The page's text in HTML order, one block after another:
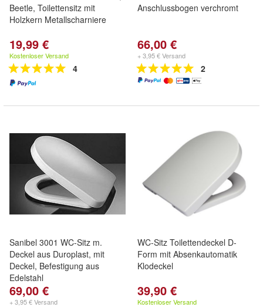
Beetle, Toilettensitz mit
Holzkern Metallscharniere
19,99 €
Kostenloser Versand
4
Anschlussbogen verchromt
66,00 €
+ 3,95 € Versand
2
Sanibel 3001 WC-Sitz m.
Deckel aus Duroplast, mit
Deckel, Befestigung aus
Edelstahl
69,00 €
+ 3,95 € Versand
WC-Sitz Toilettendeckel D-
Form mit Absenkautomatik
Klodeckel
39,90 €
Kostenloser Versand